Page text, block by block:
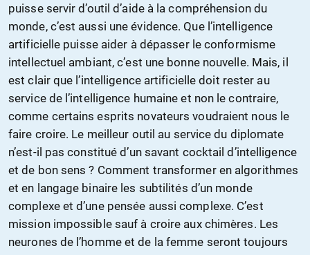
puisse servir d’outil d’aide à la compréhension du
monde, c’est aussi une évidence. Que l’intelligence
artificielle puisse aider à dépasser le conformisme
intellectuel ambiant, c’est une bonne nouvelle. Mais, il
est clair que l’intelligence artificielle doit rester au
service de l’intelligence humaine et non le contraire,
comme certains esprits novateurs voudraient nous le
faire croire. Le meilleur outil au service du diplomate
n’est-il pas constitué d’un savant cocktail d’intelligence
et de bon sens ? Comment transformer en algorithmes
et en langage binaire les subtilités d’un monde
complexe et d’une pensée aussi complexe. C’est
mission impossible sauf à croire aux chimères. Les
neurones de l’homme et de la femme seront toujours